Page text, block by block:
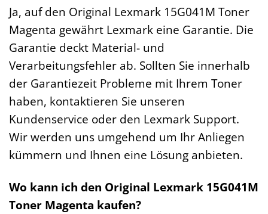
Ja, auf den Original Lexmark 15G041M Toner
Magenta gewährt Lexmark eine Garantie. Die
Garantie deckt Material- und
Verarbeitungsfehler ab. Sollten Sie innerhalb
der Garantiezeit Probleme mit Ihrem Toner
haben, kontaktieren Sie unseren
Kundenservice oder den Lexmark Support.
Wir werden uns umgehend um Ihr Anliegen
kümmern und Ihnen eine Lösung anbieten.
Wo kann ich den Original Lexmark 15G041M
Toner Magenta kaufen?